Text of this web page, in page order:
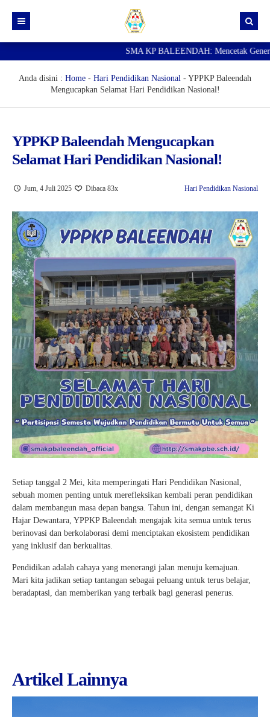
Berita
SPMB
SMA KP BALEENDAH: Mencetak
Anda disini : Home - Hari Pendidikan Nasional - YPPKP Baleendah
Mengucapkan Selamat Hari Pendidikan Nasional!
YPPKP Baleendah Mengucapkan
Selamat Hari Pendidikan Nasional!
Jum, 4 Juli 2025 Dibaca 83x Hari Pendidikan Nasional
Setiap tanggal 2 Mei, kita memperingati Hari Pendidikan Nasional,
sebuah momen penting untuk merefleksikan kembali peran pendidikan
dalam membangun masa depan bangsa. Tahun ini, dengan semangat Ki
Hajar Dewantara, YPPKP Baleendah mengajak kita semua untuk terus
berinovasi dan berkolaborasi demi menciptakan ekosistem pendidikan
yang inklusif dan berkualitas.
Pendidikan adalah cahaya yang menerangi jalan menuju kemajuan.
Mari kita jadikan setiap tantangan sebagai peluang untuk terus belajar,
beradaptasi, dan memberikan yang terbaik bagi generasi penerus.
Artikel Lainnya